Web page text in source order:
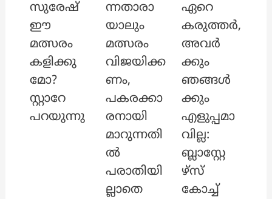
സുരേഷ്
ഈ
മത്സരം
കളിക്കു
മോ?
സ്റ്റാറേ
പറയുന്നു
ന്നതാരാ
യാലും
മത്സരം
വിജയിക്ക
ണം,
പകരക്കാ
രനായി
മാറുന്നതി
ൽ
പരാതിയി
ല്ലാതെ
ഏറെ
കരുത്തർ,
അവർ
ക്കും
ഞങ്ങൾ
ക്കും
എളുപ്പമാ
വില്ല:
ബ്ലാസ്റ്റേ
ഴ്സ്
കോച്ച്